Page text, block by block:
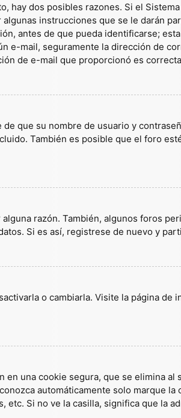
dos posibles razones. Si el
instrucciones que se le darán
antes de que pueda identificarse;
e-mail, seguramente la dirección de
de e-mail que proporcionó es
que su nombre de usuario y
También es posible que el foro
razón. También, algunos foros
Si es así, registrese de nuevo y
o cambiarla. Visite la página de
en una cookie segura, que se elimina
automáticamente solo marque
Si no ve la casilla, significa que la